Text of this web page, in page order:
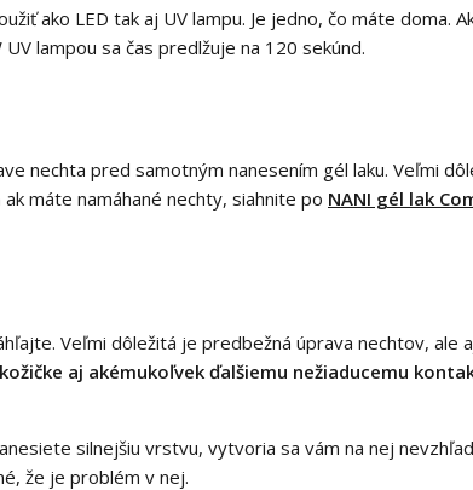
ako LED tak aj UV lampu. Je jedno, čo máte doma.
lampou sa čas predlžuje na 120 sekúnd.
nechta pred samotným nanesením gél laku. Veľmi
máte namáhané nechty, siahnite po NANI gél lak
Veľmi dôležitá je predbežná úprava nechtov,
aj akémukoľvek ďalšiemu nežiaducemu
silnejšiu vrstvu, vytvoria sa vám na nej
že je problém v nej.